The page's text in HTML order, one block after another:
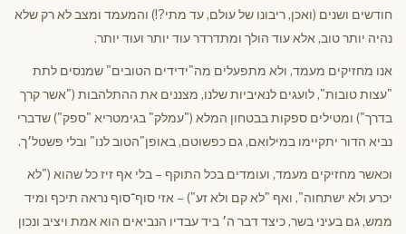
חודשים ושנים (ואכן, ריבונו של עולם, עד מתי?!) והמעמד ומצב לא רק שלא
נהיה יותר טוב, אלא עוד הולך ומתדרדר עוד יותר ועוד יותר.
אנו מחזיקים מעמד, ולא מתפעלים מה"ידידים הטובים" שמנסים לתת
"עצות טובות", לועגים לנאיביות שלנו, מצננים את ההתלהבות ("אשר קרך
בדרך") ומטילים ספקות בבטחון המלא ("עמלק" בגימטריא "ספק") שדברי
נביא הדור יתקיימו במילואם, גם כפשוטם, באופן"הטוב לנו" ובלי פשטל׳ך.
וכאשר מחזיקים מעמד, ועומדים בכל התוקף – בלי אף זיז כל שהוא ("לא
יכרע ולא ישתחוה", ואף "לא קם ולא זע") – אזי סוף־סוף נראה תיכף ומיד
ממש, גם בעיני בשר, כיצד דבר ה׳ ביד עבדיו הנביאים הוא אמת ויציב ונכון